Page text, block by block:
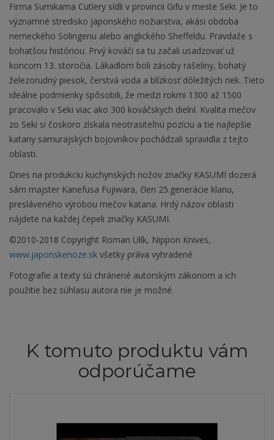
Firma Sumikama Cutlery sídli v provincii Gifu v meste Seki. Je to
významné stredisko japonského nožiarstva, akási obdoba
nemeckého Solingenu alebo anglického Sheffeldu. Pravdaže s
bohatšou históriou. Prvý kováči sa tu začali usadzovať už
koncom 13. storočia. Lákadlom boli zásoby rašeliny, bohatý
železorudný piesok, čerstvá voda a blízkosť dôležitých riek. Tieto
ideálne podmienky spôsobili, že medzi rokmi 1300 až 1500
pracovalo v Seki viac ako 300 kováčskych dielní. Kvalita mečov
zo Seki si čoskoro získala neotrasiteľnú pozíciu a tie najlepšie
katany samurajských bojovníkov pochádzali spravidla z tejto
oblasti.
Dnes na produkciu kuchynských nožov značky KASUMI dozerá
sám majster Kanefusa Fujiwara, člen 25.generácie klanu,
presláveného výrobou mečov katana. Hrdý názov oblasti
nájdete na každej čepeli značky KASUMI.
©2010-2018 Copyright Roman Ulík, Nippon Knives,
www.japonskenoze.sk všetky práva vyhradené
Fotografie a texty sú chránené autorským zákonom a ich
použitie bez súhlasu autora nie je možné.
K tomuto produktu vám
odporúčame